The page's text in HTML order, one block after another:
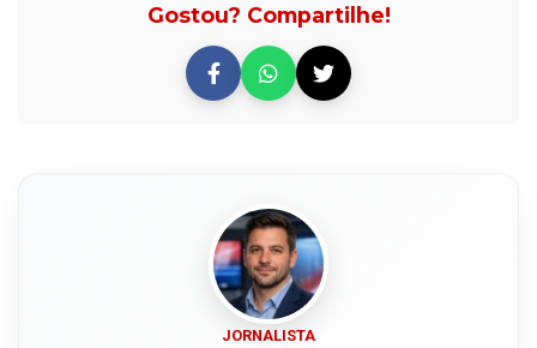
Gostou? Compartilhe!
JORNALISTA